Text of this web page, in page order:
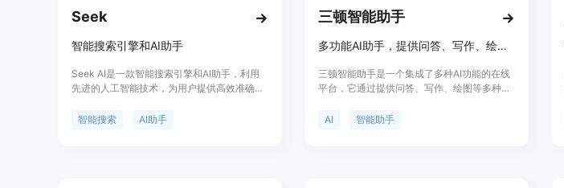
Seek
智能搜索引擎和AI助手
Seek AI是一款智能搜索引擎和AI助手，利用
先进的人工智能技术，为用户提供高效准确的
智能搜索、自然语言处理、知识图谱构建等。
智能搜索 AI助手
三顿智能助手
多功能AI助手，提供问答、写作、绘图等智能服务。
三顿智能助手是一个集成了多种AI功能的在线
平台，它通过提供问答、写作、绘图等多种服
以其强大的AI技术背景和用户友好的界面，为
AI 智能助手